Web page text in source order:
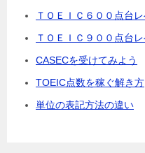
ＴＯＥＩＣ６００点台
ＴＯＥＩＣ９００点台
CASECを受けてみよう
TOEIC点数を稼ぐ解き方
単位の表記方法の違い